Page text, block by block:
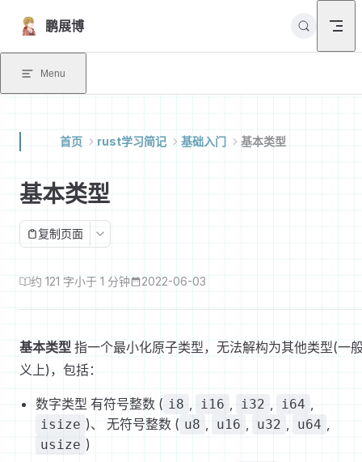
Skip to content
鹏展博
Menu
首页 rust学习简记 基础入门 基本类型
基本类型
复制页面
约 121 字小于 1 分钟 2022-06-03
基本类型 指一个最小化原子类型，无法解构为其他类型(一
义上)，包括：
数字类型 有符号整数 ( i8 , i16 , i32 , i64 ,
isize )、 无符号整数 ( u8 , u16 , u32 , u64 ,
usize )